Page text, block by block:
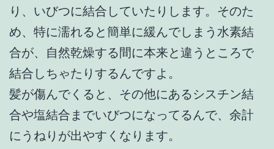
り、いびつに結合していたりします。そのた
め、特に濡れると簡単に緩んでしまう水素結
合が、自然乾燥する間に本来と違うところで
結合しちゃたりするんですよ。
髪が傷んでくると、その他にあるシスチン結
合や塩結合までいびつになってるんで、余計
にうねりが出やすくなります。